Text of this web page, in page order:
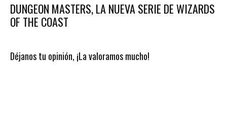
DUNGEON MASTERS, LA NUEVA SERIE DE WIZARDS
OF THE COAST
Déjanos tu opinión, ¡La valoramos mucho!